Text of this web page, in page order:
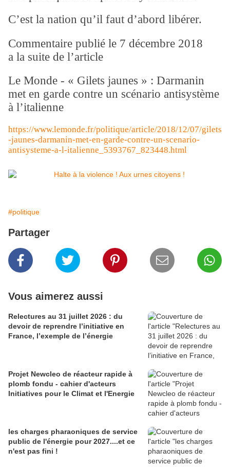
C’est la nation qu’il faut d’abord libérer.
Commentaire publié le 7 décembre 2018
a la suite de l’article
Le Monde - « Gilets jaunes » : Darmanin
met en garde contre un scénario antisystème
à l’italienne
https://www.lemonde.fr/politique/article/2018/12/07/gilets
-jaunes-darmanin-met-en-garde-contre-un-scenario-
antisysteme-a-l-italienne_5393767_823448.html
#politique
Partager
Vous aimerez aussi
Relectures au 31 juillet 2026 : du
devoir de reprendre l’initiative en
France, l’exemple de l’énergie
Projet Newcleo de réacteur rapide à
plomb fondu - cahier d'acteurs
Initiatives pour le Climat et l'Energie
les charges pharaoniques de service
public de l'énergie pour 2027....et ce
n'est pas fini !